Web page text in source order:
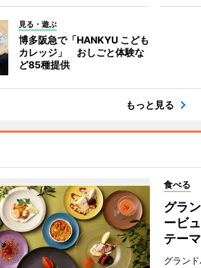
見る・遊ぶ
博多阪急で「HANKYU こども
カレッジ」 おしごと体験な
ど85種提供
もっと見る
食べる
グラ
ービ
テー
グラン